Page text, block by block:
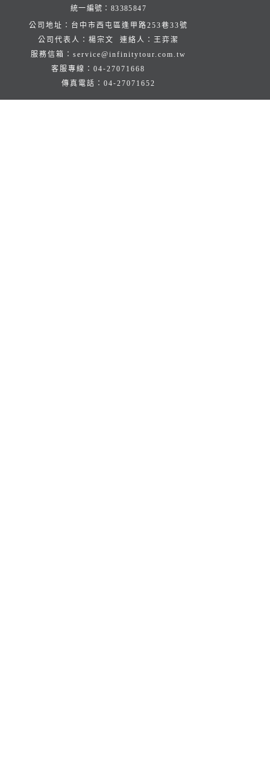
統一編號：83385847
公司地址：台中市西屯區逢甲路253巷33號
公司代表人：楊宗文 連絡人：王弈潔
服務信箱： service@infinitytour.com.tw
客服專線： 04-27071668
傳真電話： 04-27071652